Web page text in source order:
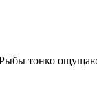
тонко